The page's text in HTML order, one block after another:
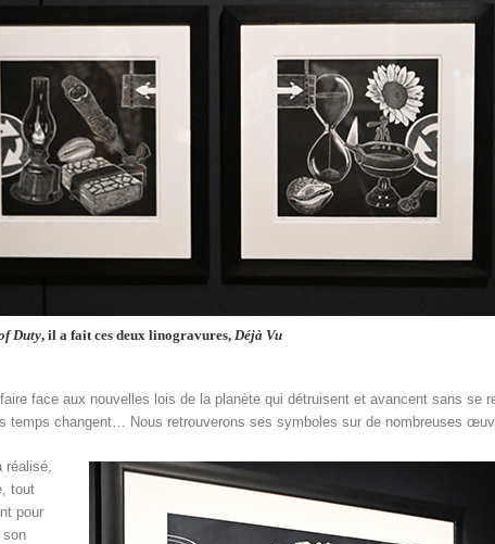
Duty, il a fait ces deux linogravures, Déjà Vu
faire face aux nouvelles lois de la planète qui détruisent et avancent sans se
temps changent… Nous retrouverons ses symboles sur de nombreuses
réalisé,
tout
pour
son